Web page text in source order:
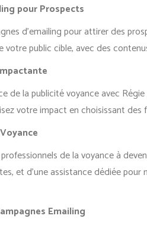
pour Prospects
d’emailing pour attirer des
votre public cible, avec des
de la publicité voyance avec
votre impact en choisissant
de la voyance à
et d’une assistance dédiée
Emailing